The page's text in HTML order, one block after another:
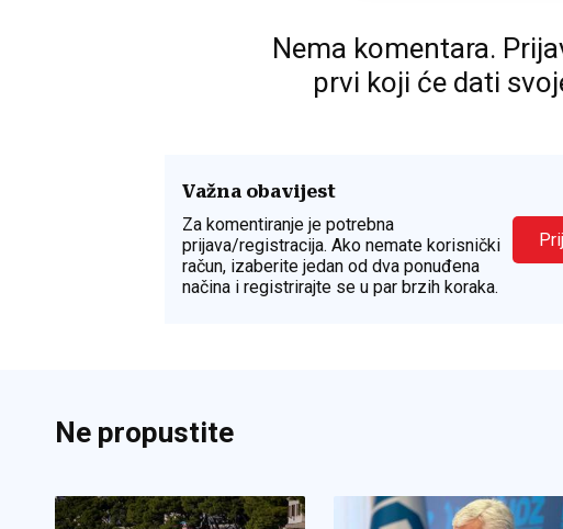
Nema komentara.
prvi koji će dati
Važna obavijest
Za komentiranje je potrebna
prijava/registracija. Ako nemate korisnički
račun, izaberite jedan od dva ponuđena
načina i registrirajte se u par brzih koraka.
Ne propustite